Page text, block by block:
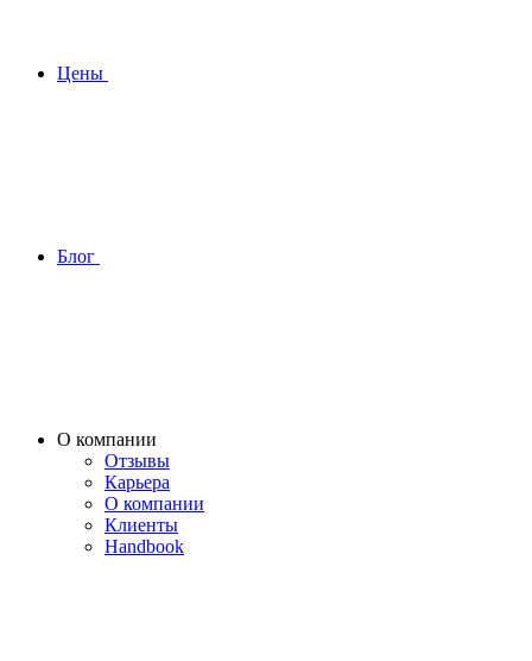
Цены
Блог
О компании
Отзывы
Карьера
О компании
Клиенты
Handbook